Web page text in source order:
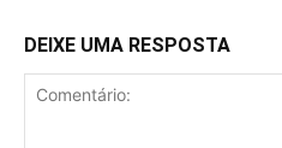
DEIXE UMA RESPOSTA